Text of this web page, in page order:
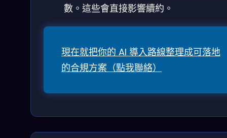
數。這些會直接影響續約。
現在就把你的 AI 導入路線整理成可落地
的合規方案（點我聯絡）